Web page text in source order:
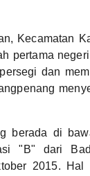
Kecamatan
pertama
dan
berada di
"B" dari
2015.